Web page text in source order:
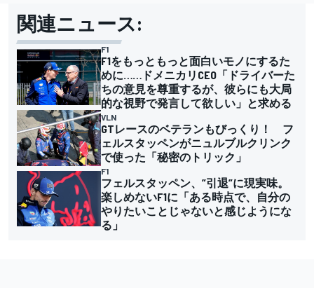
関連ニュース:
F1
F1をもっともっと面白いモノにするた
めに……ドメニカリCEO「ドライバーた
ちの意見を尊重するが、彼らにも大局
的な視野で発言して欲しい」と求める
VLN
GTレースのベテランもびっくり！ フ
ェルスタッペンがニュルブルクリンク
で使った「秘密のトリック」
F1
フェルスタッペン、”引退”に現実味。
楽しめないF1に「ある時点で、自分の
やりたいことじゃないと感じようにな
る」